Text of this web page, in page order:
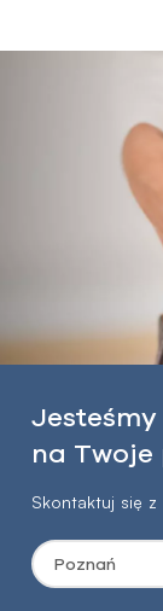
na
Skontaktuj się z
Poznań